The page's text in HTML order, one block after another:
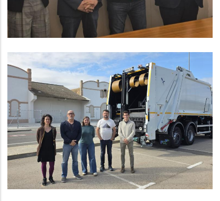
Banyeres Del Penedès Inicia Amb
Èxit El Nou Sistema De Recollida
Porta A Porta
Medi